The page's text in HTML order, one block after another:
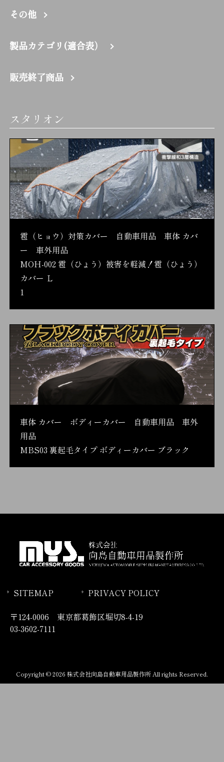
その他
製品カテゴリ(適合表）
販売終了商品
スタリオン
雹（ヒョウ）対策カバー 自動車用品 車体 カバ
ー 車外用品
MOH-002 雹（ひょう）被害を軽減！雹（ひょう）
カバー Ｌ
1
車体 カバー ボディーカバー 自動車用品 車外
用品
MBS03 裏起毛タイプ ボディーカバー ブラック
SITEMAP PRIVACY POLICY
〒124-0006 東京都葛飾区堀切8-4-19
03-3602-7111
Copyright © 2026 株式会社向島自動車用品製作所 All rights Reserved.